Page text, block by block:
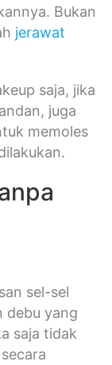
Bukan
jerawat
saja, jika
juga
memoles
sel-sel
debu yang
saja tidak